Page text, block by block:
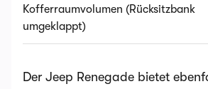
Kofferraumvolumen (Rücksitzbank
umgeklappt)
Der Jeep Renegade bietet